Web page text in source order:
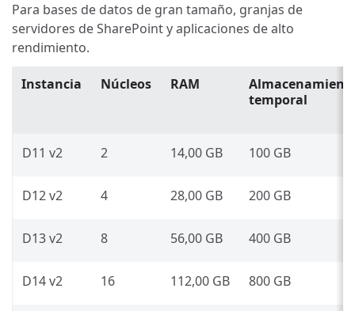
Para bases de datos de gran tamaño, granjas de
servidores de SharePoint y aplicaciones de alto
rendimiento.
Instancia Núcleos RAM
temporal
D11 v2 2 14,00 GB 100 GB
D12 v2 4 28,00 GB 200 GB
D13 v2 8 56,00 GB 400 GB
D14 v2 16 112,00 GB 800 GB